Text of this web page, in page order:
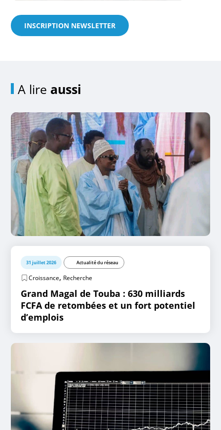
INSCRIPTION NEWSLETTER
A lire aussi
31 juillet 2026 Actualité du réseau
Croissance, Recherche
Grand Magal de Touba : 630 milliards
FCFA de retombées et un fort potentiel
d’emplois